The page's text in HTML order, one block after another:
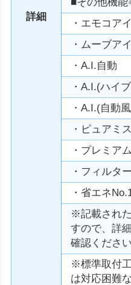
詳細
・エモコアイ
・ムーブア
・A.I.自動
・A.I.(ハイ
・A.I.(自動
・ピュアミ
・プレミア
・フィルタ
・省エネ
※記載され
すので、詳
確認ください
※標準取付
は対応困難